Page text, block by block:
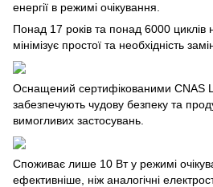
енергії в режимі очікування.
Понад 17 років та понад 6000 циклів
мінімізує простої та необхідність
Оснащений сертифікованими CNAS
забезпечують чудову безпеку та
вимогливих застосувань.
Споживає лише 10 Вт у режимі
ефективніше, ніж аналогічні